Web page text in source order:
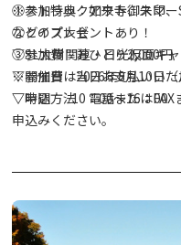
①ストラックアウト、スマ
②クイズ大会
③SL大樹関連・日光仮面キ
▽開催日 2026年8月10日（
▽時間 10：00～16：00
※参加特典：如来寺御朱印
などのプレゼントあり！
▽参加費 おひとり2,000円
※参加費は当日お支払いいた
▽申込方法 電話またはFAX
申込みください。